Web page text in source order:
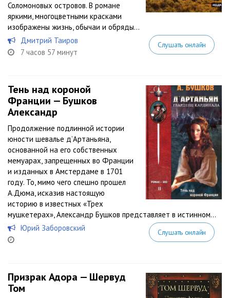
Соломоновых островов. В романе
яркими, многоцветными красками
изображены жизнь, обычаи и обряды...
Дмитрий Таиров
7 часов 57 минут
Слушать онлайн
Тень над короной
Франции — Бушков
Александр
Продолжение подлинной истории
юности шевалье д’Артаньяна,
основанной на его собственных
мемуарах, запрещенных во Франции
и изданных в Амстердаме в 1701
году. То, мимо чего спешно прошел
А.Дюма, исказив настоящую
историю в известных «Трех
мушкетерах», Александр Бушков представляет в истинном...
Юрий Заборовский
Слушать онлайн
Призрак Адора — Шервуд
Том